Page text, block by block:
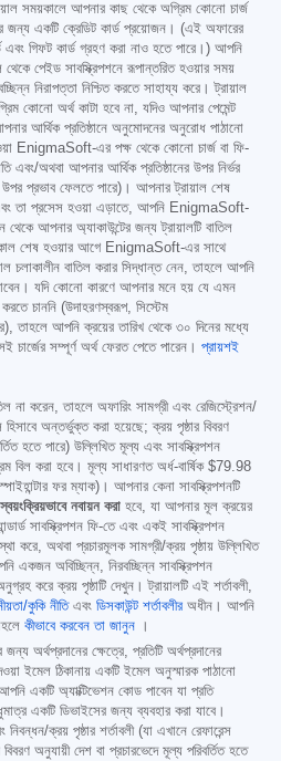
সময়কালে আপনার কাছ থেকে অগ্রিম কোনো চার্জ
জন্য একটি ক্রেডিট কার্ড প্রয়োজন। (এই অফারের
এবং গিফট কার্ড গ্রহণ করা নাও হতে পারে।) আপনি
থেকে পেইড সাবস্ক্রিপশনে রূপান্তরিত হওয়ার সময়
নিরাপত্তা নিশ্চিত করতে সাহায্য করে। ট্রায়াল
কোনো অর্থ কাটা হবে না, যদিও আপনার পেমেন্ট
আর্থিক প্রতিষ্ঠানে অনুমোদনের অনুরোধ পাঠানো
EnigmaSoft-এর পক্ষ থেকে কোনো চার্জ বা ফি-
অথবা আপনার আর্থিক প্রতিষ্ঠানের উপর নির্ভর
উপর প্রভাব ফেলতে পারে)। আপনার ট্রায়াল শেষ
তা প্রসেস হওয়া এড়াতে, আপনি EnigmaSoft-
আপনার অ্যাকাউন্টের জন্য ট্রায়ালটি বাতিল
শেষ হওয়ার আগে EnigmaSoft-এর সাথে
চলাকালীন বাতিল করার সিদ্ধান্ত নেন, তাহলে আপনি
যদি কোনো কারণে আপনার মনে হয় যে এমন
চাননি (উদাহরণস্বরূপ, সিস্টেম
তাহলে আপনি ক্রয়ের তারিখ থেকে ৩০ দিনের মধ্যে
চার্জের সম্পূর্ণ অর্থ ফেরত পেতে পারেন। প্রায়শই
না করেন, তাহলে অফারিং সামগ্রী এবং রেজিস্ট্রেশন/
হিসাবে অন্তর্ভুক্ত করা হয়েছে; ক্রয় পৃষ্ঠার বিবরণ
হতে পারে) উল্লিখিত মূল্য এবং সাবস্ক্রিপশন
করা হবে। মূল্য সাধারণত অর্ধ-বার্ষিক $79.98
ফর ম্যাক)। আপনার কেনা সাবস্ক্রিপশনটি
স্বয়ংক্রিয়ভাবে নবায়ন করা হবে, যা আপনার মূল ক্রয়ের
সাবস্ক্রিপশন ফি-তে এবং একই সাবস্ক্রিপশন
করে, অথবা প্রচারমূলক সামগ্রী/ক্রয় পৃষ্ঠায় উল্লিখিত
একজন অবিচ্ছিন্ন, নিরবচ্ছিন্ন সাবস্ক্রিপশন
করে ক্রয় পৃষ্ঠাটি দেখুন। ট্রায়ালটি এই শর্তাবলী,
কুকি নীতিএবং ডিসকাউন্ট শর্তাবলীর অধীন। আপনি
কীভাবে করবেন তা জানুন ।
অর্থপ্রদানের ক্ষেত্রে, প্রতিটি অর্থপ্রদানের
ইমেল ঠিকানায় একটি ইমেল অনুস্মারক পাঠানো
একটি অ্যাক্টিভেশন কোড পাবেন যা প্রতি
একটি ডিভাইসের জন্য ব্যবহার করা যাবে।
ক্রয় পৃষ্ঠার শর্তাবলী (যা এখানে রেফারেন্স
অনুযায়ী দেশ বা প্রচারভেদে মূল্য পরিবর্তিত হতে